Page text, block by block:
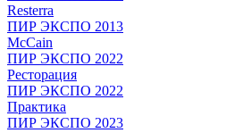
Resterra
ПИР ЭКСПО 2013
McCain
ПИР ЭКСПО 2022
Ресторация
ПИР ЭКСПО 2022
Практика
ПИР ЭКСПО 2023